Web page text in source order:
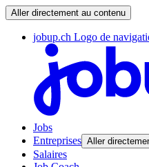
Aller directement au contenu
jobup.ch Logo de
Jobs
Entreprises Aller
Salaires